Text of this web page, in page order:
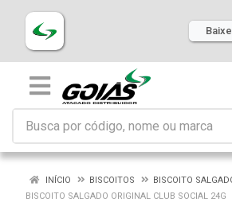
INÍCIO BISCOITOS
BISCOITO
BISCOITO SALGADO ORIGINAL CLUB SOCIAL 24G